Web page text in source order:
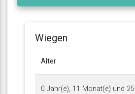
Wiegen
Alter
0 Jahr(e), 11 Monat(e) und 25